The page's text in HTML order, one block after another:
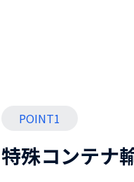
POINT1
特殊コンテナ